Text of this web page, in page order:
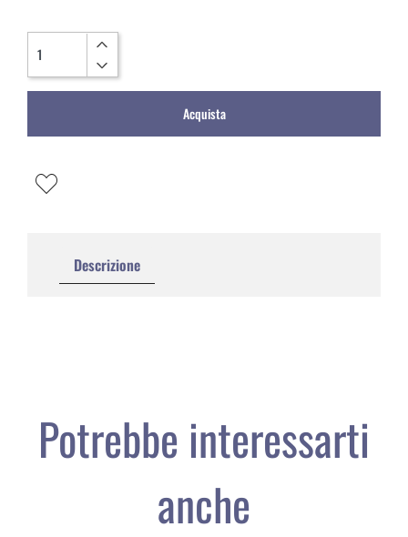
Acquista
Descrizione
Potrebbe interessarti
anche